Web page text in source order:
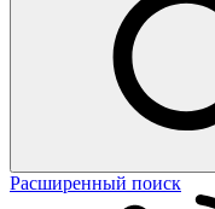
Расширенный поиск